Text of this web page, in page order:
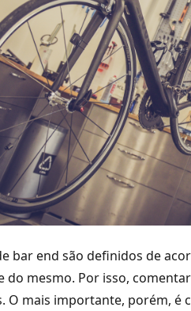
bar end são definidos de
do mesmo. Por isso,
O mais importante, porém, é